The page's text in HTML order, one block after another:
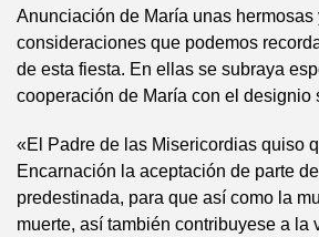
Anunciación de María unas hermosas
consideraciones que podemos
de esta fiesta. En ellas se subraya
cooperación de María con el designio
«El Padre de las Misericordias quiso
Encarnación la aceptación de parte
predestinada, para que así como la
muerte, así también contribuyese a la